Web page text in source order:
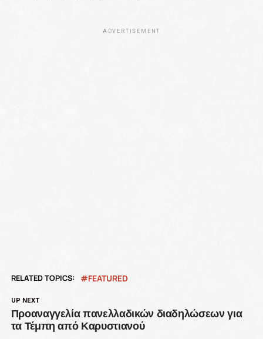
ADVERTISEMENT
RELATED TOPICS: FEATURED
UP NEXT
Προαναγγελία πανελλαδικών διαδηλώσεων για
τα Τέμπη από Καρυστιανού